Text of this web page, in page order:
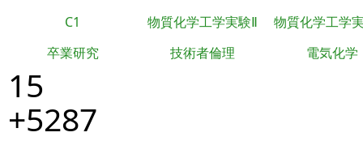
C1 物質化学工学実験Ⅱ
物質化学工学
卒業研究
技術者倫理 電気化学
15
+5287